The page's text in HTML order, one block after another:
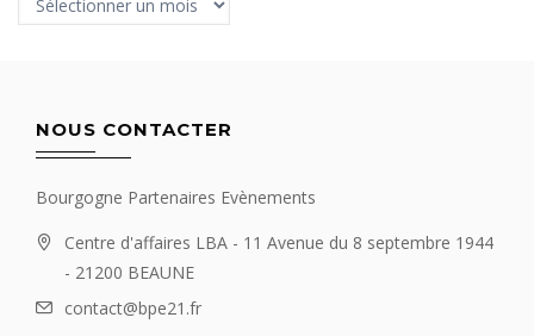
NOUS CONTACTER
Bourgogne Partenaires Evènements
Centre d'affaires LBA - 11 Avenue du 8 septembre 1944
- 21200 BEAUNE
contact@bpe21.fr